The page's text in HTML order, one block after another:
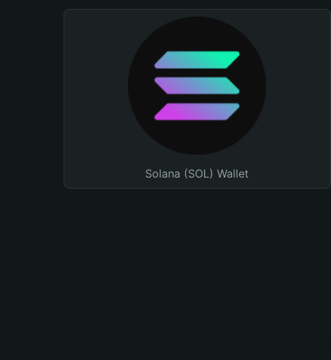
Solana (SOL) Wallet